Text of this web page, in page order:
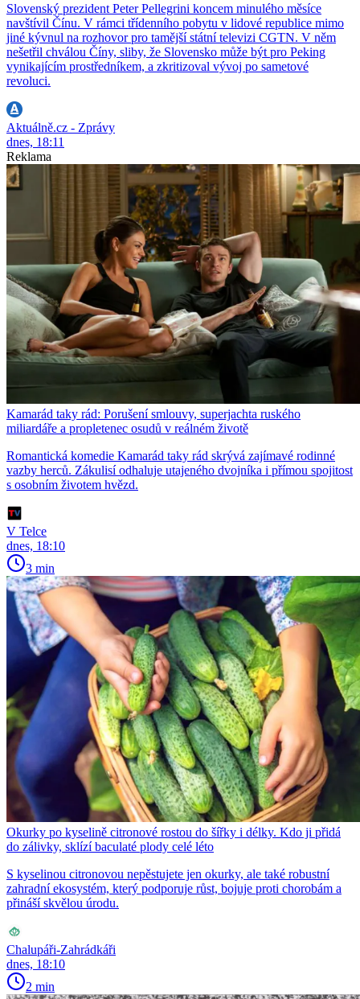
Slovenský prezident Peter Pellegrini koncem minulého měsíce
navštívil Čínu. V rámci třídenního pobytu v lidové republice mimo
jiné kývnul na rozhovor pro tamější státní televizi CGTN. V něm
nešetřil chválou Číny, sliby, že Slovensko může být pro Peking
vynikajícím prostředníkem, a zkritizoval vývoj po sametové
revoluci.
Aktuálně.cz - Zprávy
dnes, 18:11
Reklama
Kamarád taky rád: Porušení smlouvy, superjachta ruského
miliardáře a propletenec osudů v reálném životě
Romantická komedie Kamarád taky rád skrývá zajímavé rodinné
vazby herců. Zákulisí odhaluje utajeného dvojníka i přímou spojitost
s osobním životem hvězd.
V Telce
dnes, 18:10
3 min
Okurky po kyselině citronové rostou do šířky i délky. Kdo ji přidá
do zálivky, sklízí baculaté plody celé léto
S kyselinou citronovou nepěstujete jen okurky, ale také robustní
zahradní ekosystém, který podporuje růst, bojuje proti chorobám a
přináší skvělou úrodu.
Chalupáři-Zahrádkáři
dnes, 18:10
2 min